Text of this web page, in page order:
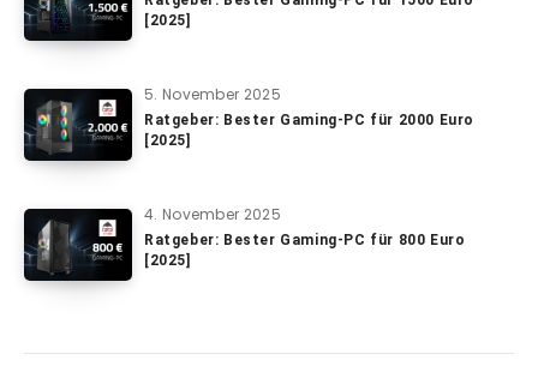
[2025]
5. November 2025
Ratgeber: Bester Gaming-PC für 2000 Euro
[2025]
4. November 2025
Ratgeber: Bester Gaming-PC für 800 Euro
[2025]